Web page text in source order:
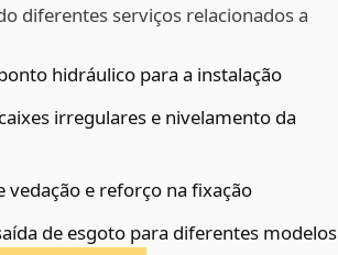
diferentes serviços relacionados a
hidráulico para a instalação
irregulares e nivelamento da
vedação e reforço na fixação
de esgoto para diferentes modelos